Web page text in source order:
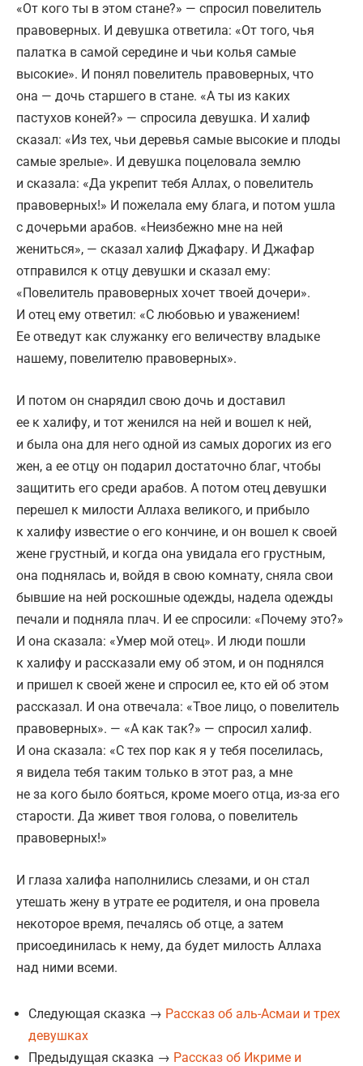
«От кого ты в этом стане?» — спросил повелитель
правоверных. И девушка ответила: «От того, чья
палатка в самой середине и чьи колья самые
высокие». И понял повелитель правоверных, что
она — дочь старшего в стане. «А ты из каких
пастухов коней?» — спросила девушка. И халиф
сказал: «Из тех, чьи деревья самые высокие и плоды
самые зрелые». И девушка поцеловала землю
и сказала: «Да укрепит тебя Аллах, о повелитель
правоверных!» И пожелала ему блага, и потом ушла
с дочерьми арабов. «Неизбежно мне на ней
жениться», — сказал халиф Джафару. И Джафар
отправился к отцу девушки и сказал ему:
«Повелитель правоверных хочет твоей дочери».
И отец ему ответил: «С любовью и уважением!
Ее отведут как служанку его величеству владыке
нашему, повелителю правоверных».
И потом он снарядил свою дочь и доставил
ее к халифу, и тот женился на ней и вошел к ней,
и была она для него одной из самых дорогих из его
жен, а ее отцу он подарил достаточно благ, чтобы
защитить его среди арабов. А потом отец девушки
перешел к милости Аллаха великого, и прибыло
к халифу известие о его кончине, и он вошел к своей
жене грустный, и когда она увидала его грустным,
она поднялась и, войдя в свою комнату, сняла свои
бывшие на ней роскошные одежды, надела одежды
печали и подняла плач. И ее спросили: «Почему это?»
И она сказала: «Умер мой отец». И люди пошли
к халифу и рассказали ему об этом, и он поднялся
и пришел к своей жене и спросил ее, кто ей об этом
рассказал. И она отвечала: «Твое лицо, о повелитель
правоверных». — «А как так?» — спросил халиф.
И она сказала: «С тех пор как я у тебя поселилась,
я видела тебя таким только в этот раз, а мне
не за кого было бояться, кроме моего отца, из-за его
старости. Да живет твоя голова, о повелитель
правоверных!»
И глаза халифа наполнились слезами, и он стал
утешать жену в утрате ее родителя, и она провела
некоторое время, печалясь об отце, а затем
присоединилась к нему, да будет милость Аллаха
над ними всеми.
Следующая сказка → Рассказ об аль-Асмаи и трех
девушках
Предыдущая сказка → Рассказ об Икриме и